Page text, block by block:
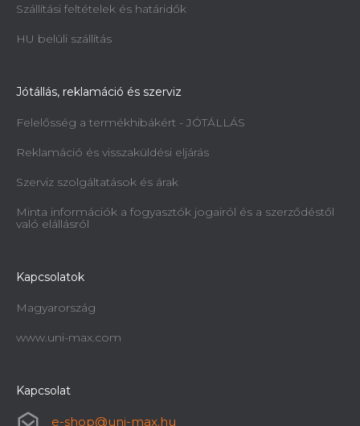
Szállítási feltételek és határidők
HU belüli szállítás
Jótállás, reklamáció és szerviz
Felelősség a termékhibákért - JÓTÁLLÁS
Reklamáció és visszaküldési eljárás
Szerviz szolgáltatások és árak
Minta információk a fogyasztók jogairól és a szerződéstől
való elállásról
Kapcsolatok
Magyarország
www.uni-max.com
Kapcsolat
e-shop@uni-max.hu